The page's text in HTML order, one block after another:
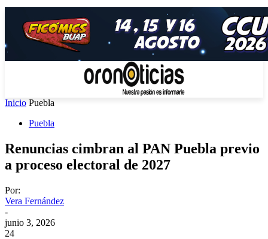
Inicio Puebla
Puebla
Renuncias cimbran al PAN Puebla previo
a proceso electoral de 2027
Por:
Vera Fernández
-
junio 3, 2026
24